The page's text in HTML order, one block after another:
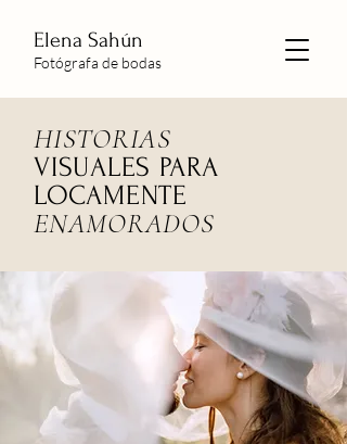
Elena Sahún
Fotógrafa de bodas
HISTORIAS
VISUALES PARA
LOCAMENTE
ENAMORADOS